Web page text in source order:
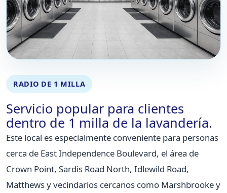
RADIO DE 1 MILLA
Servicio popular para clientes
dentro de 1 milla de la lavandería.
Este local es especialmente conveniente para personas
cerca de East Independence Boulevard, el área de
Crown Point, Sardis Road North, Idlewild Road,
Matthews y vecindarios cercanos como Marshbrooke y